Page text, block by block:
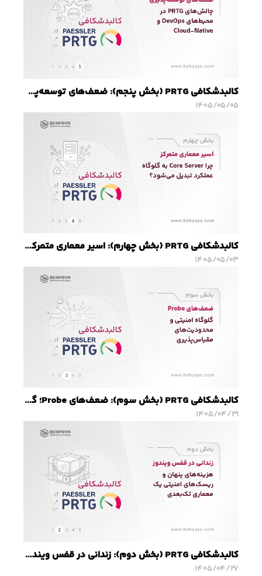
کالبدشکافی PRTG (بخش پنجم): ضعف‌های توسعه‌پذیری؛ چالش‌های PRTG در محیط‌های DevOps و Cloud-Native
۱۴۰۵/۰۵/۰۵
کالبدشکافی PRTG (بخش چهارم): اسیر معماری متمرکز؛ چرا Core Server به گلوگاه عملکرد تبدیل می‌شود؟
۱۴۰۵/۰۵/۰۳
کالبدشکافی PRTG (بخش سوم): ضعف‌های Probe؛ گلوگاه امنیتی و محدودیت‌های مقیاس‌پذیری
۱۴۰۵/۰۴/۳۱
کالبدشکافی PRTG (بخش دوم): زندانی در قفس ویندوز؛ هزینه‌های پنهان و ریسک‌های امنیتی یک معماری تک‌بعدی
۱۴۰۵/۰۴/۲۷